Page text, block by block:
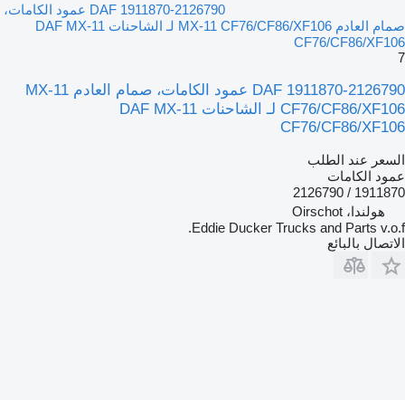
DAF 1911870-2126790 عمود الكامات،
صمام العادم MX-11 CF76/CF86/XF106 لـ الشاحنات DAF MX-11
CF76/CF86/XF106
7
DAF 1911870-2126790 عمود الكامات، صمام العادم MX-11
CF76/CF86/XF106 لـ الشاحنات DAF MX-11
CF76/CF86/XF106
السعر عند الطلب
عمود الكامات
1911870 / 2126790
هولندا، Oirschot
Eddie Ducker Trucks and Parts v.o.f.
الاتصال بالبائع